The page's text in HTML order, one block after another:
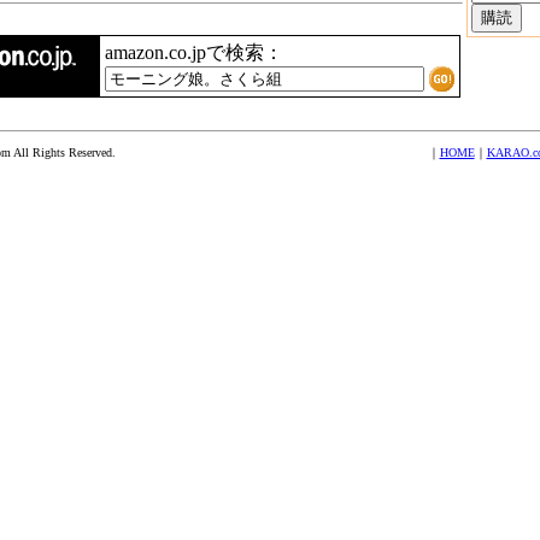
amazon.co.jpで検索：
All Rights Reserved. ｜ HOME｜